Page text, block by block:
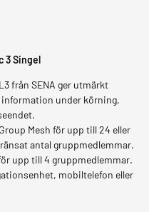
3 Singel
från SENA ger utmärkt
under körning,
Mesh för upp till 24 eller
antal gruppmedlemmar.
upp till 4 gruppmedlemmar.
mobiltelefon eller